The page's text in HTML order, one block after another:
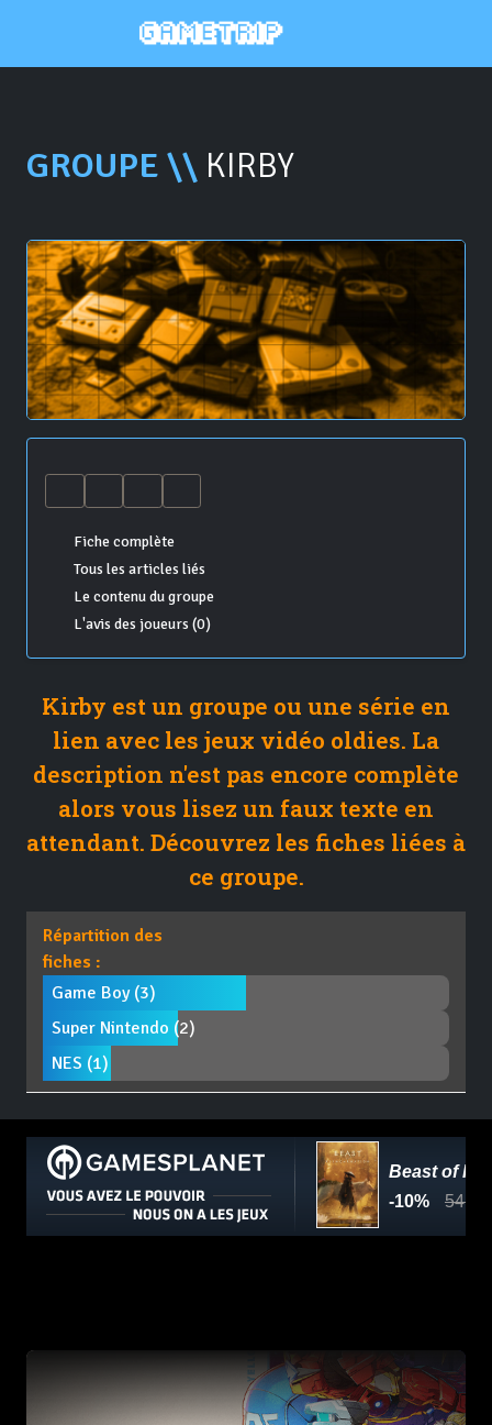
GROUPE \\ KIRBY
Fiche complète
Tous les articles liés
Le contenu du groupe
L'avis des joueurs (0)
Kirby est un groupe ou une série en
lien avec les jeux vidéo oldies. La
description n'est pas encore complète
alors vous lisez un faux texte en
attendant. Découvrez les fiches liées à
ce groupe.
Répartition des
fiches :
Game Boy (3)
Super Nintendo (2)
NES (1)